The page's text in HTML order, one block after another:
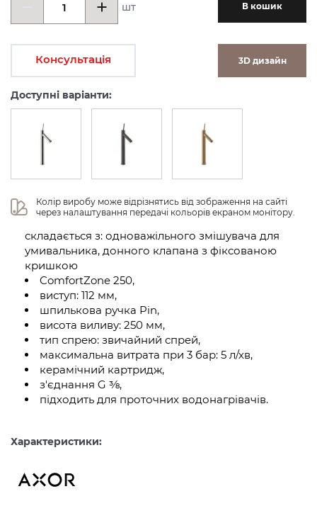
шт В кошик
Консультація 3D дизайн
Доступні варіанти:
Колір виробу може відрізнятись від зображення на сайті
через налаштування передачі кольорів екраном монітору.
складається з: одноважільного змішувача для
умивальника, донного клапана з фіксованою
кришкою
ComfortZone 250,
виступ: 112 мм,
шпилькова ручка Pin,
висота виливу: 250 мм,
тип спрею: звичайний спрей,
максимальна витрата при 3 бар: 5 л/хв,
керамічний картридж,
з'єднання G ⅜,
підходить для проточних водонагрівачів.
Характеристики: